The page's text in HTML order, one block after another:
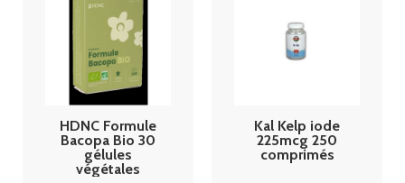
HDNC Formule
Bacopa Bio 30
gélules
végétales
Kal Kelp iode
225mcg 250
comprimés